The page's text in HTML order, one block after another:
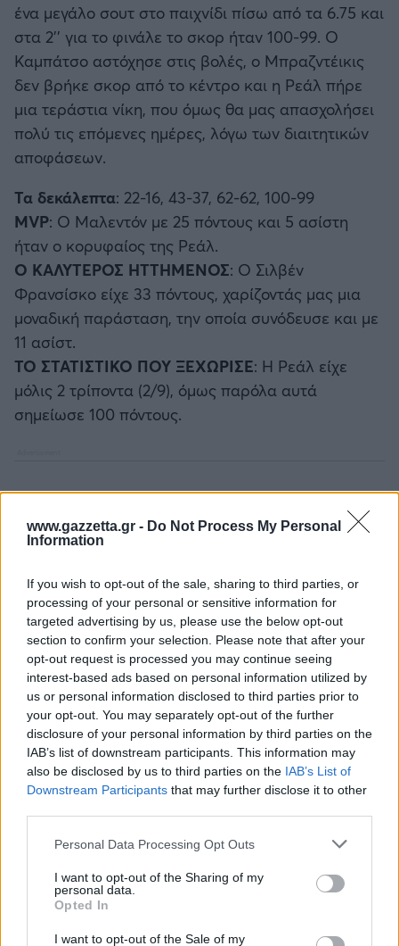
www.gazzetta.gr - Do Not Process My Personal
Information
If you wish to opt-out of the sale, sharing to third parties, or
processing of your personal or sensitive information for
targeted advertising by us, please use the below opt-out
section to confirm your selection. Please note that after your
opt-out request is processed you may continue seeing
interest-based ads based on personal information utilized by
us or personal information disclosed to third parties prior to
your opt-out. You may separately opt-out of the further
disclosure of your personal information by third parties on the
IAB’s list of downstream participants. This information may
also be disclosed by us to third parties on the IAB’s List of
Downstream Participants that may further disclose it to other
Please note that this website/app uses one or more Google
not limited to your visit or usage behaviour. You may click to
grant or deny consent to Google and its third-party tags to
use your data for below specified purposes in below Google
consent section.
Personal Data Processing Opt Outs
I want to opt-out of the Sharing of my
personal data.
Opted In
I want to opt-out of the Sale of my
ένα μεγάλο σουτ στο παιχνίδι πίσω από τα 6.75 και
στα 2'' για το φινάλε το σκορ ήταν 100-99. Ο
Καμπάτσο αστόχησε στις βολές, ο Μπραζντέικις
δεν βρήκε σκορ από το κέντρο και η Ρεάλ πήρε
μια τεράστια νίκη, που όμως θα μας απασχολήσει
πολύ τις επόμενες ημέρες, λόγω των διαιτητικών
αποφάσεων.
Τα δεκάλεπτα: 22-16, 43-37, 62-62, 100-99
MVP: Ο Μαλεντόν με 25 πόντους και 5 ασίστη
ήταν ο κορυφαίος της Ρεάλ.
Ο ΚΑΛΥΤΕΡΟΣ ΗΤΤΗΜΕΝΟΣ: Ο Σιλβέν
Φρανσίσκο είχε 33 πόντους, χαρίζοντάς μας μια
μοναδική παράσταση, την οποία συνόδευσε και με
11 ασίστ.
ΤΟ ΣΤΑΤΙΣΤΙΚΟ ΠΟΥ ΞΕΧΩΡΙΣΕ: Η Ρεάλ είχε
μόλις 2 τρίποντα (2/9), όμως παρόλα αυτά
σημείωσε 100 πόντους.